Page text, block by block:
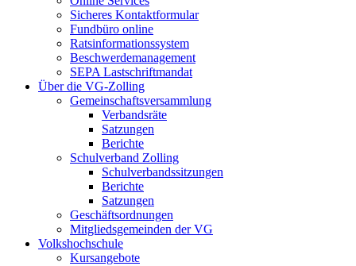
Sicheres Kontaktformular
Fundbüro online
Ratsinformationssystem
Beschwerdemanagement
SEPA Lastschriftmandat
Über die VG-Zolling
Gemeinschaftsversammlung
Verbandsräte
Satzungen
Berichte
Schulverband Zolling
Schulverbandssitzungen
Berichte
Satzungen
Geschäftsordnungen
Mitgliedsgemeinden der VG
Volkshochschule
Kursangebote